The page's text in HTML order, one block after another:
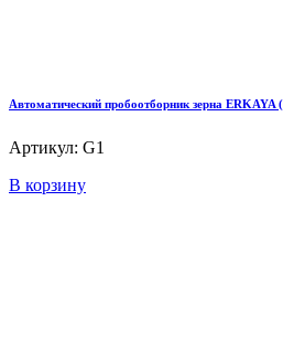
Автоматический пробоотборник зерна
Артикул: G1
В корзину